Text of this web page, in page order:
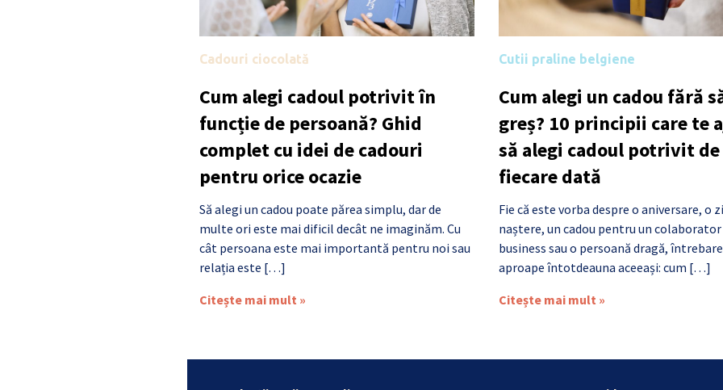
Cadouri ciocolată
Cum alegi cadoul potrivit în
funcție de persoană? Ghid
complet cu idei de cadouri
pentru orice ocazie
Să alegi un cadou poate părea simplu, dar de
multe ori este mai dificil decât ne imaginăm. Cu
cât persoana este mai importantă pentru noi sau
relația este […]
Citește mai mult »
Cutii praline belgiene
Cum alegi un cadou fără
greș? 10 principii care te
să alegi cadoul potrivit de
fiecare dată
Fie că este vorba despre o aniversare, o
naștere, un cadou pentru un colaborator
business sau o persoană dragă,
aproape întotdeauna aceeași: cum […]
Citește mai mult »